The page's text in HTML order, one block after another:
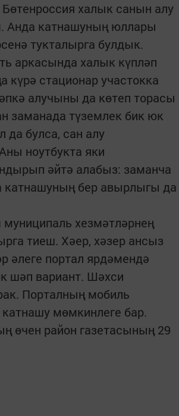
халык санын алу
Анда катнашуның юллары
тукталырга булдык.
аркасында халык күпләп
стационар участокка
алучыны да көтеп торасы
заманада түземлек бик юк
да булса, сан алу
ноутбукта яки
әйтә алабыз: заманча
катнашуның бер авырлыгы да
хезмәтләрнең
тиеш. Хәер, хәзер ансыз
әлеге портал ярдәмендә
шәп вариант. Шәхси
Порталның мобиль
мөмкинлеге бар.
өчен район газетасының 29